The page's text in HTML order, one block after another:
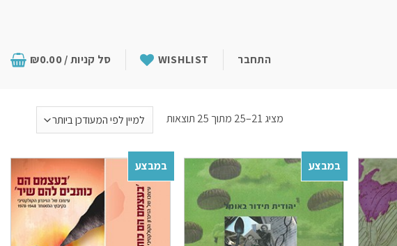
התחבר WISHLIST סל קניות / ₪0.00
מציג 21–25 מתוך 25 תוצאות
Add to
wishlist
במבצע
Add to
wishlist
במבצע
Add to
wishlist